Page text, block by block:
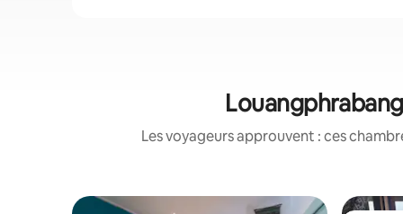
Les voyageurs approuvent : ces